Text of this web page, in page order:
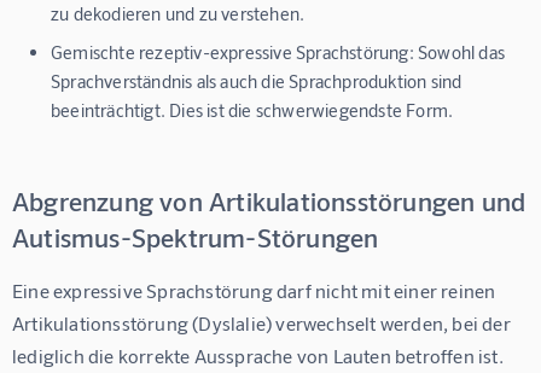
zu dekodieren und zu verstehen.
Gemischte rezeptiv-expressive Sprachstörung: Sowohl das
Sprachverständnis als auch die Sprachproduktion sind
beeinträchtigt. Dies ist die schwerwiegendste Form.
Abgrenzung von Artikulationsstörungen und
Autismus-Spektrum-Störungen
Eine expressive Sprachstörung darf nicht mit einer reinen
Artikulationsstörung (Dyslalie) verwechselt werden, bei der
lediglich die korrekte Aussprache von Lauten betroffen ist.